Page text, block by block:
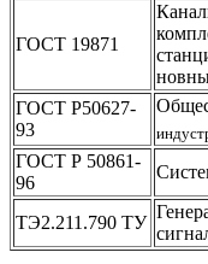
ГОСТ 19871
ГОСТ Р50627-
93
ГОСТ Р 50861-
96
ТЭ2.211.790 ТУ